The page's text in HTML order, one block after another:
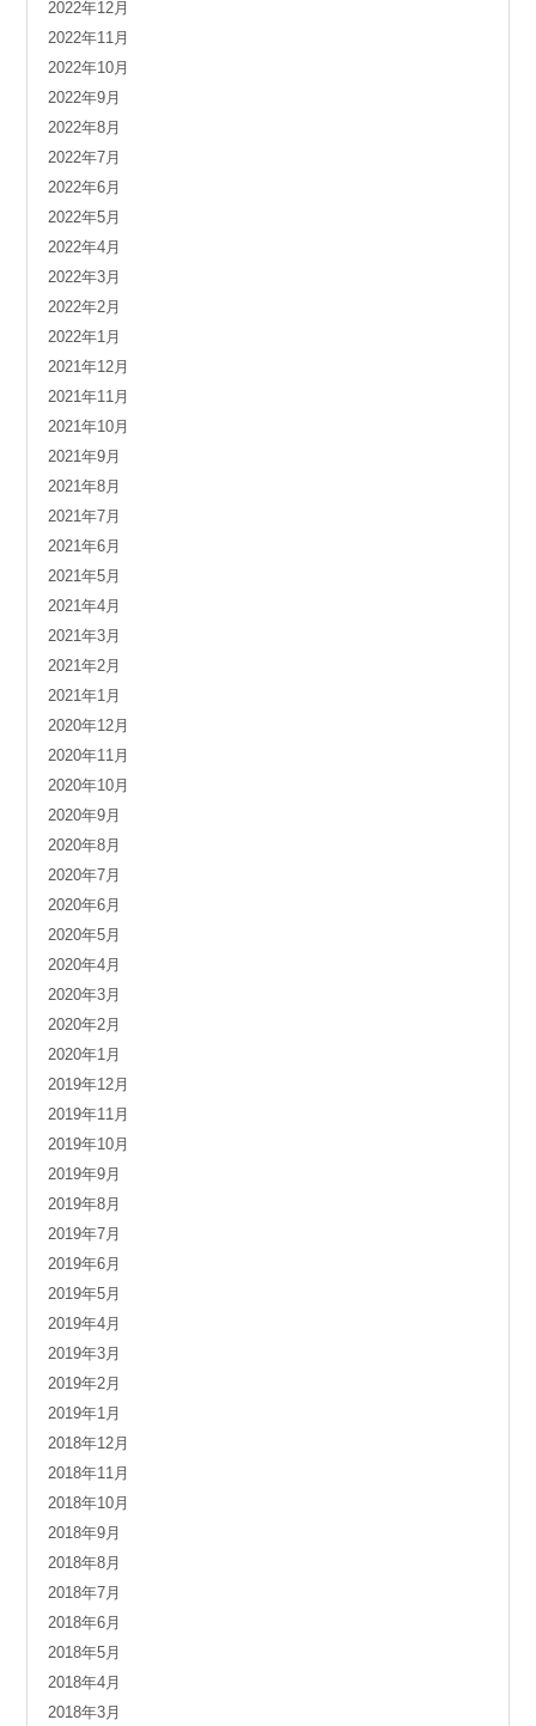
2022年12月
2022年11月
2022年10月
2022年9月
2022年8月
2022年7月
2022年6月
2022年5月
2022年4月
2022年3月
2022年2月
2022年1月
2021年12月
2021年11月
2021年10月
2021年9月
2021年8月
2021年7月
2021年6月
2021年5月
2021年4月
2021年3月
2021年2月
2021年1月
2020年12月
2020年11月
2020年10月
2020年9月
2020年8月
2020年7月
2020年6月
2020年5月
2020年4月
2020年3月
2020年2月
2020年1月
2019年12月
2019年11月
2019年10月
2019年9月
2019年8月
2019年7月
2019年6月
2019年5月
2019年4月
2019年3月
2019年2月
2019年1月
2018年12月
2018年11月
2018年10月
2018年9月
2018年8月
2018年7月
2018年6月
2018年5月
2018年4月
2018年3月